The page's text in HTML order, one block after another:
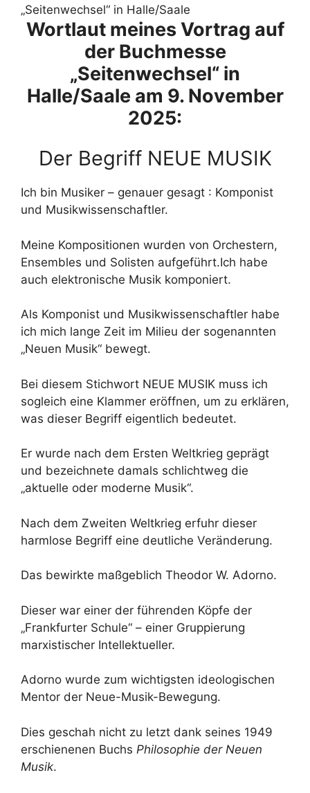
„Seitenwechsel“ in Halle/Saale
Wortlaut meines Vortrag auf
der Buchmesse
„Seitenwechsel“ in
Halle/Saale am 9. November
2025:
Der Begriff NEUE MUSIK
Ich bin Musiker – genauer gesagt : Komponist
und Musikwissenschaftler.
Meine Kompositionen wurden von Orchestern,
Ensembles und Solisten aufgeführt.Ich habe
auch elektronische Musik komponiert.
Als Komponist und Musikwissenschaftler habe
ich mich lange Zeit im Milieu der sogenannten
„Neuen Musik“ bewegt.
Bei diesem Stichwort NEUE MUSIK muss ich
sogleich eine Klammer eröffnen, um zu erklären,
was dieser Begriff eigentlich bedeutet.
Er wurde nach dem Ersten Weltkrieg geprägt
und bezeichnete damals schlichtweg die
„aktuelle oder moderne Musik“.
Nach dem Zweiten Weltkrieg erfuhr dieser
harmlose Begriff eine deutliche Veränderung.
Das bewirkte maßgeblich Theodor W. Adorno.
Dieser war einer der führenden Köpfe der
„Frankfurter Schule“ – einer Gruppierung
marxistischer Intellektueller.
Adorno wurde zum wichtigsten ideologischen
Mentor der Neue-Musik-Bewegung.
Dies geschah nicht zu letzt dank seines 1949
erschienenen Buchs Philosophie der Neuen
Musik.